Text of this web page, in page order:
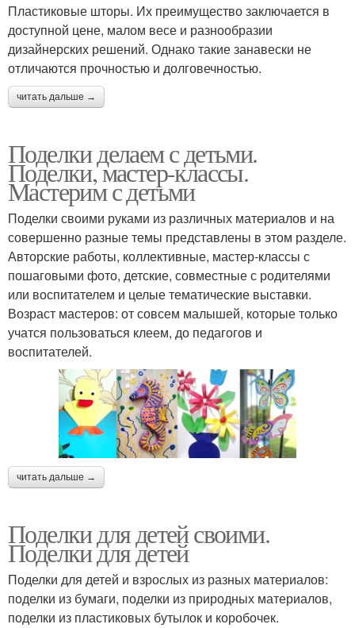
Пластиковые шторы. Их преимущество заключается в
доступной цене, малом весе и разнообразии
дизайнерских решений. Однако такие занавески не
отличаются прочностью и долговечностью.
читать дальше →
Поделки делаем с детьми.
Поделки, мастер-классы.
Мастерим с детьми
Поделки своими руками из различных материалов и на
совершенно разные темы представлены в этом разделе.
Авторские работы, коллективные, мастер-классы с
пошаговыми фото, детские, совместные с родителями
или воспитателем и целые тематические выставки.
Возраст мастеров: от совсем малышей, которые только
учатся пользоваться клеем, до педагогов и
воспитателей.
читать дальше →
Поделки для детей своими.
Поделки для детей
Поделки для детей и взрослых из разных материалов:
поделки из бумаги, поделки из природных материалов,
поделки из пластиковых бутылок и коробочек.